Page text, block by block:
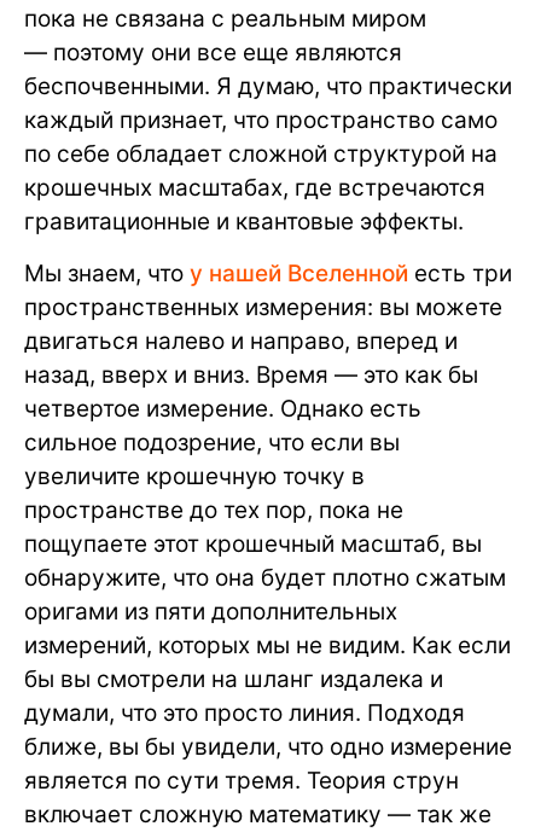
пока не связана с реальным миром
— поэтому они все еще являются
беспочвенными. Я думаю, что практически
каждый признает, что пространство само
по себе обладает сложной структурой на
крошечных масштабах, где встречаются
гравитационные и квантовые эффекты.
Мы знаем, что у нашей Вселенной есть три
пространственных измерения: вы можете
двигаться налево и направо, вперед и
назад, вверх и вниз. Время — это как бы
четвертое измерение. Однако есть
сильное подозрение, что если вы
увеличите крошечную точку в
пространстве до тех пор, пока не
пощупаете этот крошечный масштаб, вы
обнаружите, что она будет плотно сжатым
оригами из пяти дополнительных
измерений, которых мы не видим. Как если
бы вы смотрели на шланг издалека и
думали, что это просто линия. Подходя
ближе, вы бы увидели, что одно измерение
является по сути тремя. Теория струн
включает сложную математику — так же